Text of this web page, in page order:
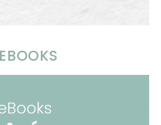
EBOOKS